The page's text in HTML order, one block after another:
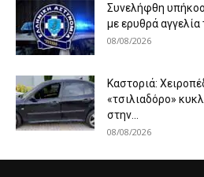
Συνελήφθη
με ερυθρά
08/08/2026
Καστοριά:
«τσιλιαδόρο»
στην...
08/08/2026